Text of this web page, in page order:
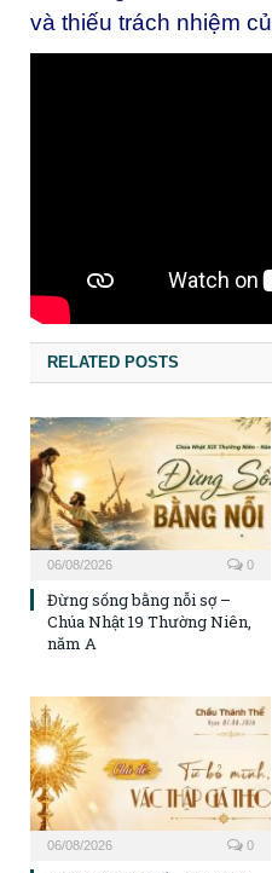
và thiếu trách nhiệm
RELATED POSTS
06/08/2026 0
Đừng sống bằng nỗi sợ –
Chúa Nhật 19 Thường Niên,
năm A
06/08/2026 0